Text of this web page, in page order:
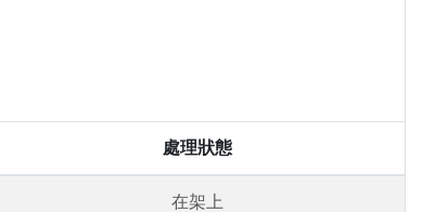
處理狀態
在架上